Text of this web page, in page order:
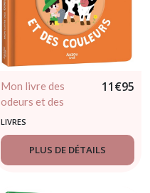
Mon livre des
odeurs et des
couleurs - La ferme
11€95
LIVRES
PLUS DE DÉTAILS